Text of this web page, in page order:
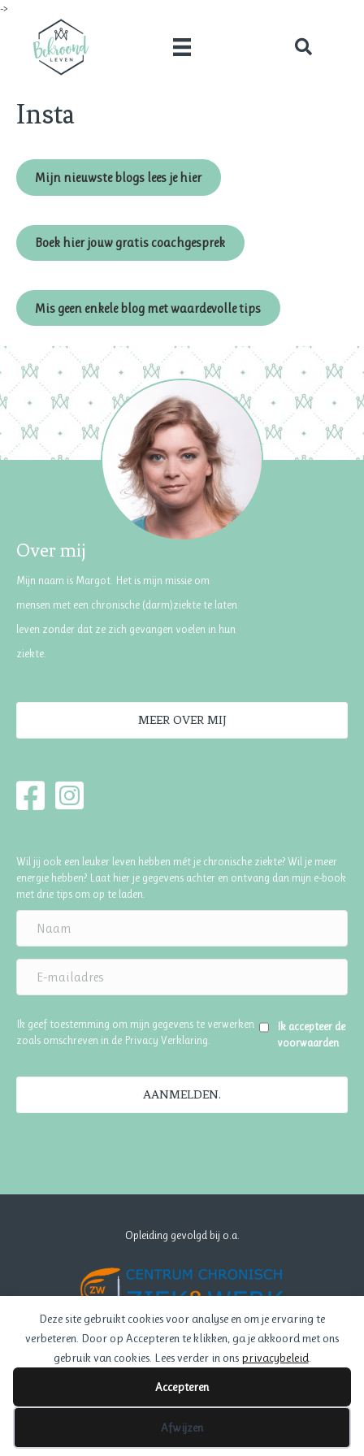
->
Deze site gebruikt cookies voor analyse en om je ervaring te
verbeteren. Door op Accepteren te klikken, ga je akkoord met ons
gebruik van cookies. Lees verder in ons privacybeleid.
Accepteren
Afwijzen
Insta
Mijn nieuwste blogs lees je hier
Boek hier jouw gratis coachgesprek
Mis geen enkele blog met waardevolle tips
Over mij
Mijn naam is Margot. Het is mijn missie om
mensen met een chronische (darm)ziekte te laten
leven zonder dat ze zich gevangen voelen in hun
ziekte.
MEER OVER MIJ
Wil jij ook een leuker leven hebben mét je chronische ziekte? Wil je meer
energie hebben? Laat hier je gegevens achter en ontvang dan mijn e-book
met drie tips om op te laden.
Ik geef toestemming om mijn gegevens te verwerken
zoals omschreven in de Privacy Verklaring.
Ik accepteer de
voorwaarden
AANMELDEN.
Opleiding gevolgd bij o.a.